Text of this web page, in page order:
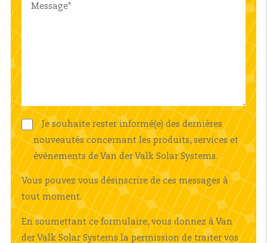
Je souhaite rester informé(e) des dernières
nouveautés concernant les produits, services et
événements de Van der Valk Solar Systems.
Vous pouvez vous désinscrire de ces messages à
tout moment.
En soumettant ce formulaire, vous donnez à Van
der Valk Solar Systems la permission de traiter vos